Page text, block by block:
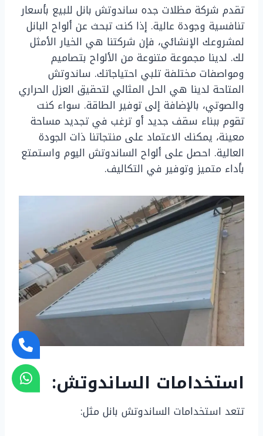
تقدم شركة مظلات جده ساندوتش بانل للبيع بأسعار
تنافسية وجودة عالية. إذا كنت تبحث عن ألواح البانل
لمشروعك الإنشائي، فإن شركتنا هي الخيار الأمثل
لك. لدينا مجموعة متنوعة من الألواح بتصاميم
ومواصفات مختلفة تلبي احتياجاتك. ساندوتش
المتاحة لدينا هي الحل المثالي لتحقيق العزل الحراري
والصوتي، بالإضافة إلى توفير الطاقة. سواء كنت
تقوم ببناء سقف جديد أو ترغب في تجديد مساحة
معينة، يمكنك الاعتماد على منتجاتنا ذات الجودة
العالية. احصل على ألواح الساندوتش اليوم واستمتع
بأداء متميز وتوفير في التكاليف.
استخدامات الساندوتش:
تتعد استخدامات الساندوتش بانل مثل: